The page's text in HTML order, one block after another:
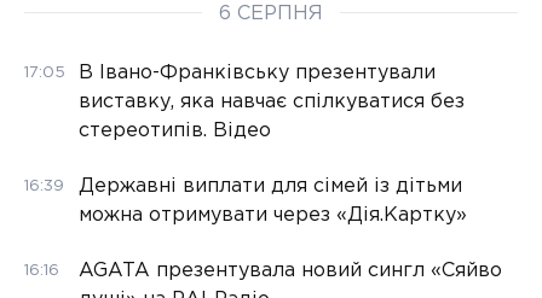
6 СЕРПНЯ
17:05
В Івано-Франківську презентували
виставку, яка навчає спілкуватися без
стереотипів. Відео
16:39
Державні виплати для сімей із дітьми
можна отримувати через «Дія.Картку»
16:16
AGATA презентувала новий сингл «Сяйво